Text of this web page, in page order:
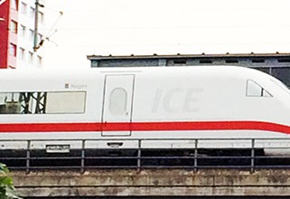
Zum
Inhalt
springen